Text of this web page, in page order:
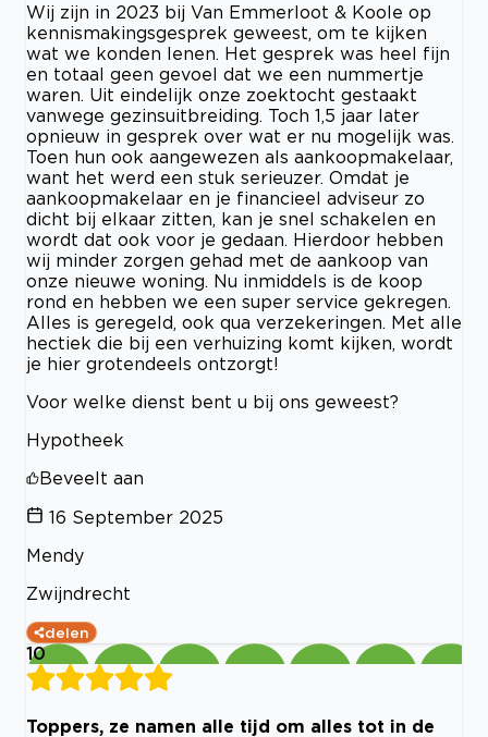
Wij zijn in 2023 bij Van Emmerloot & Koole op
kennismakingsgesprek geweest, om te kijken
wat we konden lenen. Het gesprek was heel fijn
en totaal geen gevoel dat we een nummertje
waren. Uit eindelijk onze zoektocht gestaakt
vanwege gezinsuitbreiding. Toch 1,5 jaar later
opnieuw in gesprek over wat er nu mogelijk was.
Toen hun ook aangewezen als aankoopmakelaar,
want het werd een stuk serieuzer. Omdat je
aankoopmakelaar en je financieel adviseur zo
dicht bij elkaar zitten, kan je snel schakelen en
wordt dat ook voor je gedaan. Hierdoor hebben
wij minder zorgen gehad met de aankoop van
onze nieuwe woning. Nu inmiddels is de koop
rond en hebben we een super service gekregen.
Alles is geregeld, ook qua verzekeringen. Met alle
hectiek die bij een verhuizing komt kijken, wordt
je hier grotendeels ontzorgt!
Voor welke dienst bent u bij ons geweest?
Hypotheek
Beveelt aan
16 September 2025
Mendy
Zwijndrecht
delen
10
Toppers, ze namen alle tijd om alles tot in de